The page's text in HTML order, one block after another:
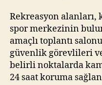
Rekreasyon alanları,
spor merkezinin
amaçlı toplantı
güvenlik görevlileri
belirli noktalarda
24 saat koruma